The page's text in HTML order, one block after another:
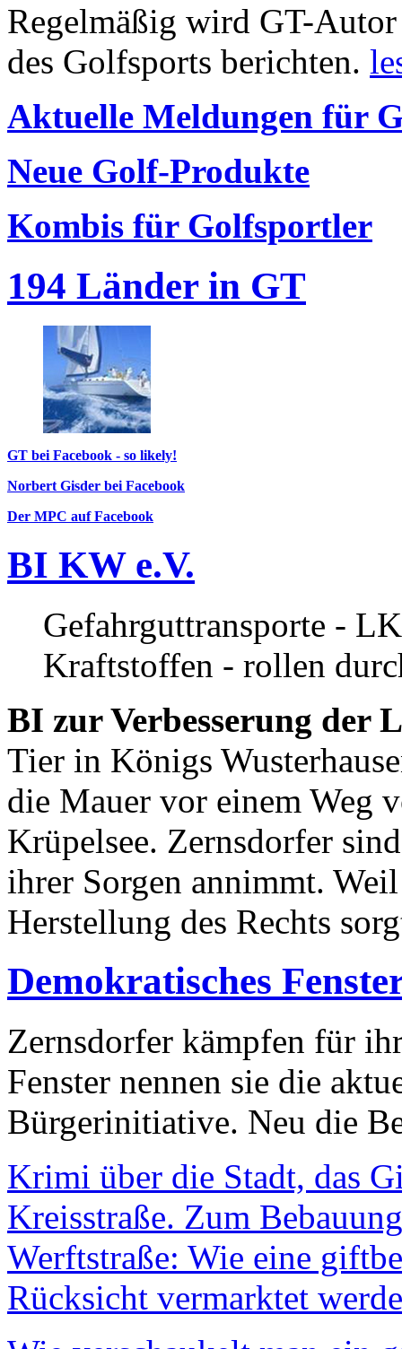
Regelmäßig wird GT-
des Golfsports berichten.
Aktuelle Meldungen für
Neue Golf-Produkte
Kombis für Golfsportler
194 Länder in GT
GT bei Facebook - so likely!
Norbert Gisder bei Facebook
Der MPC auf Facebook
BI KW e.V.
Gefahrguttransporte -
Kraftstoffen - rollen
BI zur Verbesserung der
Tier in Königs
die Mauer vor einem Weg
Krüpelsee. Zernsdorfer
ihrer Sorgen annimmt.
Herstellung des Rechts
Demokratisches
Zernsdorfer kämpfen für
Fenster nennen sie die
Bürgerinitiative. Neu die
Krimi über die Stadt, das
Kreisstraße. Zum
Werftstraße: Wie eine
Rücksicht vermarktet